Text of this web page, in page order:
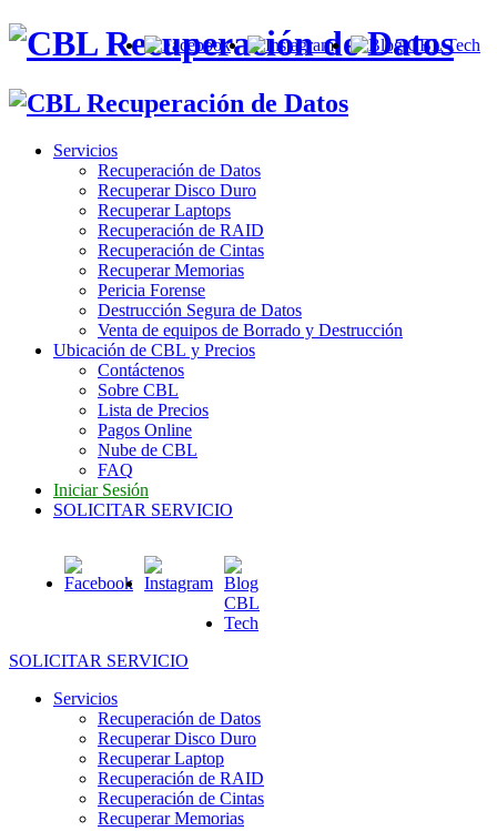
Servicios
Recuperación de Datos
Recuperar Disco Duro
Recuperar Laptops
Recuperación de RAID
Recuperación de Cintas
Recuperar Memorias
Pericia Forense
Destrucción Segura de Datos
Venta de equipos de Borrado y Destrucción
Ubicación de CBL y Precios
Contáctenos
Sobre CBL
Lista de Precios
Pagos Online
Nube de CBL
FAQ
Iniciar Sesión
SOLICITAR SERVICIO
SOLICITAR SERVICIO
Servicios
Recuperación de Datos
Recuperar Disco Duro
Recuperar Laptop
Recuperación de RAID
Recuperación de Cintas
Recuperar Memorias